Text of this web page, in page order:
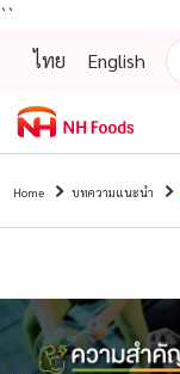
``
ไทย
English
Home บทความแนะนํา